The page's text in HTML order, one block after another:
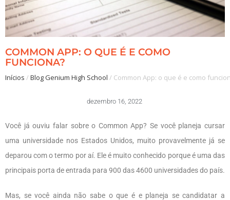
COMMON APP: O QUE É E COMO
FUNCIONA?
Inícios /Blog Genium High School / Common App: o que é e como
dezembro 16, 2022
Você já ouviu falar sobre o Common App? Se você planeja cursar
uma universidade nos Estados Unidos, muito provavelmente já se
deparou com o termo por aí. Ele é muito conhecido porque é uma das
principais porta de entrada para 900 das 4600 universidades do país.
Mas, se você ainda não sabe o que é e planeja se candidatar a